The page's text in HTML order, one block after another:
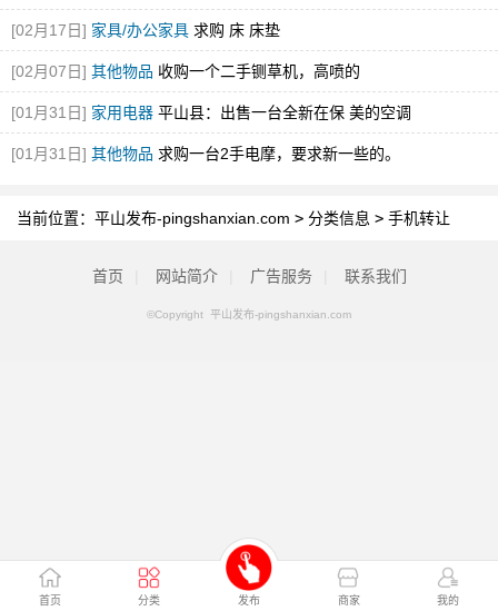
首页 分类 发布 商家 我的
[02月17日] 家具/办公家具 求购 床 床垫
[02月07日] 其他物品 收购一个二手铡草机，高喷的
[01月31日] 家用电器 平山县：出售一台全新在保 美的空调
[01月31日] 其他物品 求购一台2手电摩，要求新一些的。
当前位置： 平山发布-pingshanxian.com > 分类信息 > 手机转让
首页 网站简介 广告服务 联系我们
©Copyright 平山发布-pingshanxian.com